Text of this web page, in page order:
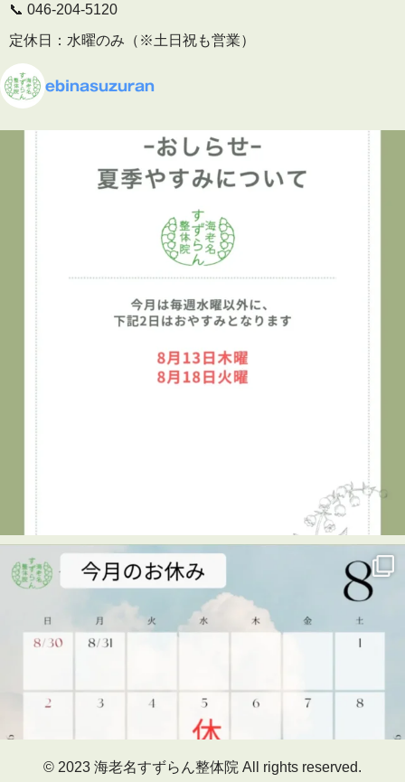
📞 046-204-5120
定休日：水曜のみ（※土日祝も営業）
🕒 予約受付
平日 10:00〜19:30
土日祝 9:00〜16:00
▶ 施術内容・院内の雰囲気はこちら
プロフィールのリンクからご覧いただけます
海老名
View on Facebook Share
海老名すずらん整体院
👦✨キッズタウン2026に参加しました！✨
7月29日、海老名市民活動センター ビナレッジで開催され
た「キッズタウン2026」に、海老名すずらん整体院も出展
させていただきました😊
キッズタウンは、子どもたちがさまざまな仕事を体験し、
楽しみながら学べるイベント。
当院では、「整体師のお仕事体験」を実施しました！
🔹実際に手技（マッサージ）に挑戦！
て真剣な表情に。
ebinasuzuran
© 2023 海老名すずらん整体院 All rights reserved.